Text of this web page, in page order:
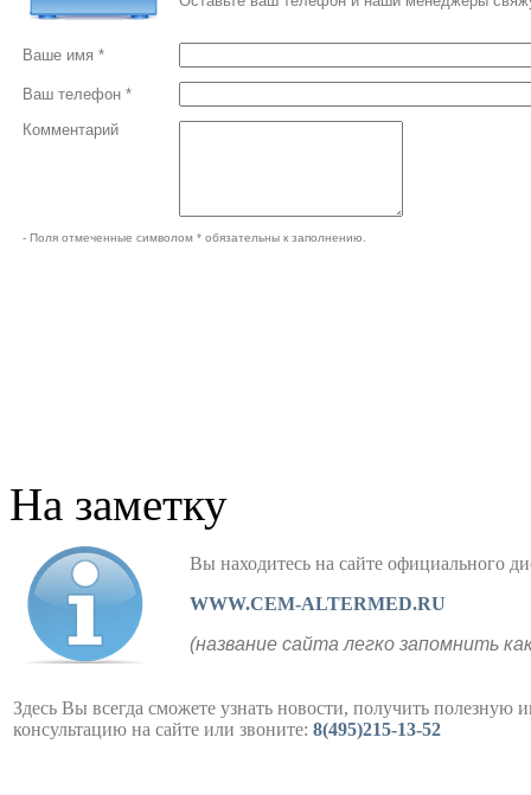
Ваше имя *
Ваш телефон *
Комментарий
- Поля отмеченные символом * обязательны к заполнению.
На заметку
Вы находитесь на сайте
WWW.CEM-ALTERMED.RU
(название сайта легко запомнить
Здесь Вы всегда сможете узнать новости, получить
консультацию на сайте или звоните: 8(495)215-13-52